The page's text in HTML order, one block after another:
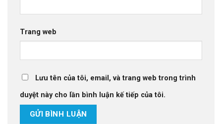
Trang web
Lưu tên của tôi, email, và trang web trong trình
duyệt này cho lần bình luận kế tiếp của tôi.